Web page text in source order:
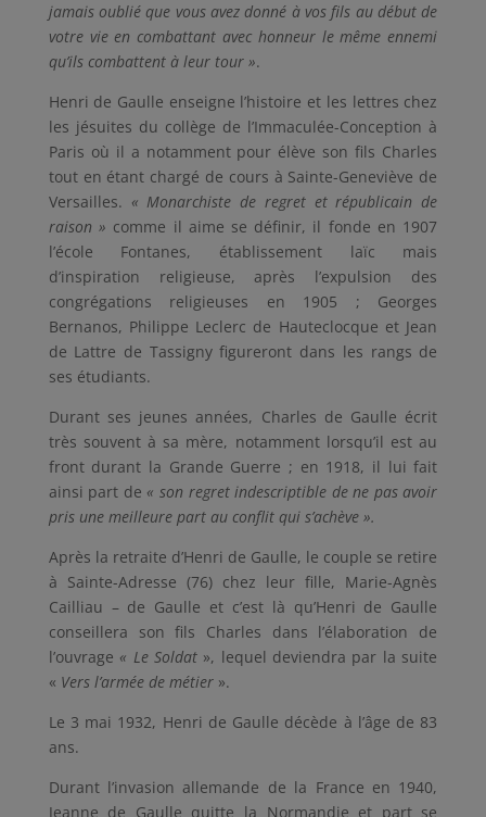
jamais oublié que vous avez donné à vos fils au début de
votre vie en combattant avec honneur le même ennemi
qu’ils combattent à leur tour ».
Henri de Gaulle enseigne l’histoire et les lettres chez
les jésuites du collège de l’Immaculée-Conception à
Paris où il a notamment pour élève son fils Charles
tout en étant chargé de cours à Sainte-Geneviève de
Versailles. « Monarchiste de regret et républicain de
raison » comme il aime se définir, il fonde en 1907
l’école Fontanes, établissement laïc mais
d’inspiration religieuse, après l’expulsion des
congrégations religieuses en 1905 ; Georges
Bernanos, Philippe Leclerc de Hauteclocque et Jean
de Lattre de Tassigny figureront dans les rangs de
ses étudiants.
Durant ses jeunes années, Charles de Gaulle écrit
très souvent à sa mère, notamment lorsqu’il est au
front durant la Grande Guerre ; en 1918, il lui fait
ainsi part de « son regret indescriptible de ne pas avoir
pris une meilleure part au conflit qui s’achève ».
Après la retraite d’Henri de Gaulle, le couple se retire
à Sainte-Adresse (76) chez leur fille, Marie-Agnès
Cailliau – de Gaulle et c’est là qu’Henri de Gaulle
conseillera son fils Charles dans l’élaboration de
l’ouvrage « Le Soldat», lequel deviendra par la suite
« Vers l’armée de métier».
Le 3 mai 1932, Henri de Gaulle décède à l’âge de 83
ans.
Durant l’invasion allemande de la France en 1940,
Jeanne de Gaulle quitte la Normandie et part se